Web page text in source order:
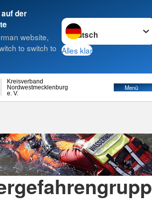
der
website,
to switch to
Sprache wechseln zu
Alles klar
e. V.
Nordwestmecklenburg
Kreisverband
Menü